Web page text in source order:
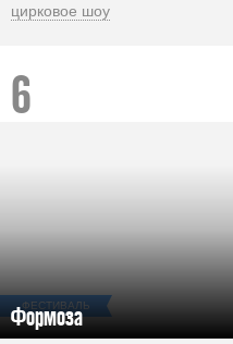
цирковое шоу
ФЕСТИВАЛЬ
Формоза